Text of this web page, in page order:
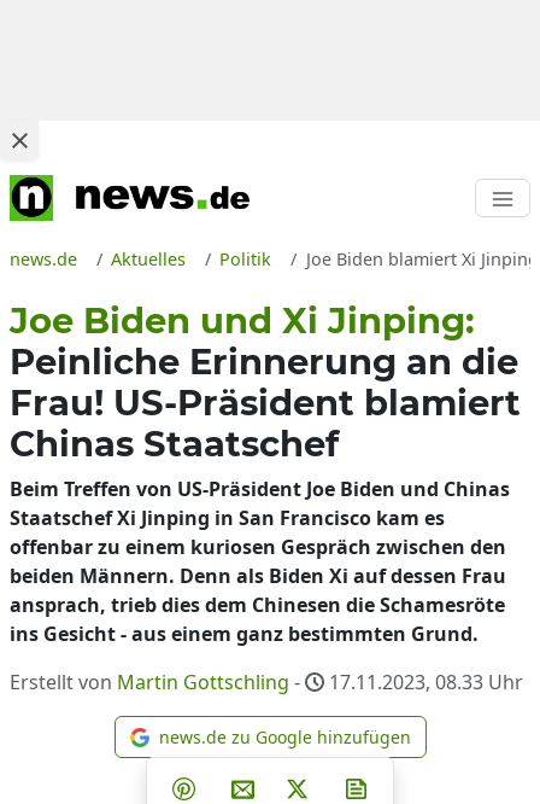
news.de Aktuelles Politik Joe Biden blamiert Xi
Joe Biden und Xi Jinping:
Peinliche Erinnerung an die
Frau! US-Präsident blamiert
Chinas Staatschef
Beim Treffen von US-Präsident Joe Biden und Chinas
Staatschef Xi Jinping in San Francisco kam es
offenbar zu einem kuriosen Gespräch zwischen den
beiden Männern. Denn als Biden Xi auf dessen Frau
ansprach, trieb dies dem Chinesen die Schamesröte
ins Gesicht - aus einem ganz bestimmten Grund.
Erstellt von Martin Gottschling - 17.11.2023, 08.33 Uhr
news.de zu Google
news.de zu Google hinzufügen
Teilen auf Facebook
Teilen auf Whatsapp
Teilen auf Telegram
Teilen auf Pinterest
Per E-Mail teilen
Post auf X